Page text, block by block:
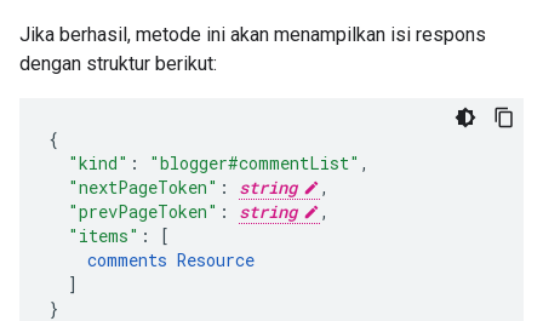
Jika berhasil, metode ini akan menampilkan isi respons
dengan struktur berikut:
"kind" : "blogger#commentList" ,
"nextPageToken" : string
,
"prevPageToken" : string
,
"items" :
[
comments Resource
]
}